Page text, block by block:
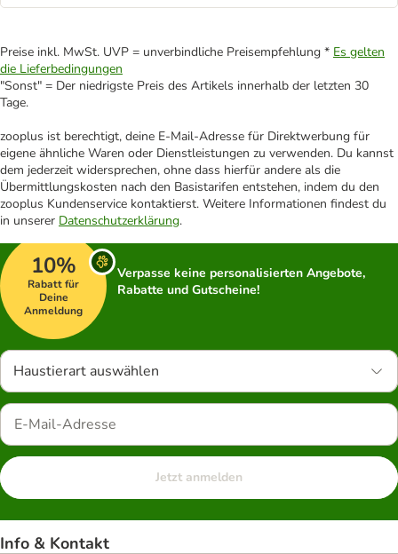
Preise inkl. MwSt. UVP = unverbindliche Preisempfehlung * Es gelten
die Lieferbedingungen
"Sonst" = Der niedrigste Preis des Artikels innerhalb der letzten 30
Tage.
zooplus ist berechtigt, deine E-Mail-Adresse für Direktwerbung für
eigene ähnliche Waren oder Dienstleistungen zu verwenden. Du kannst
dem jederzeit widersprechen, ohne dass hierfür andere als die
Übermittlungskosten nach den Basistarifen entstehen, indem du den
zooplus Kundenservice kontaktierst. Weitere Informationen findest du
in unserer Datenschutzerklärung.
10%
Rabatt für
Deine
Anmeldung
Verpasse keine personalisierten Angebote,
Rabatte und Gutscheine!
Haustierart auswählen
Jetzt anmelden
Info & Kontakt